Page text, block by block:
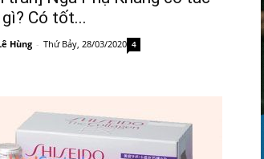
Có tốt...
Hùng - Thứ Bảy, 28/03/2020 4